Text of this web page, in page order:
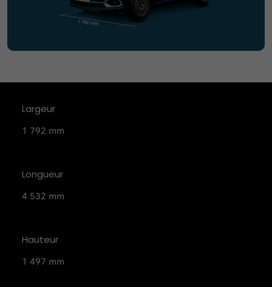
Largeur
1 792 mm
Longueur
4 532 mm
Hauteur
1 497 mm